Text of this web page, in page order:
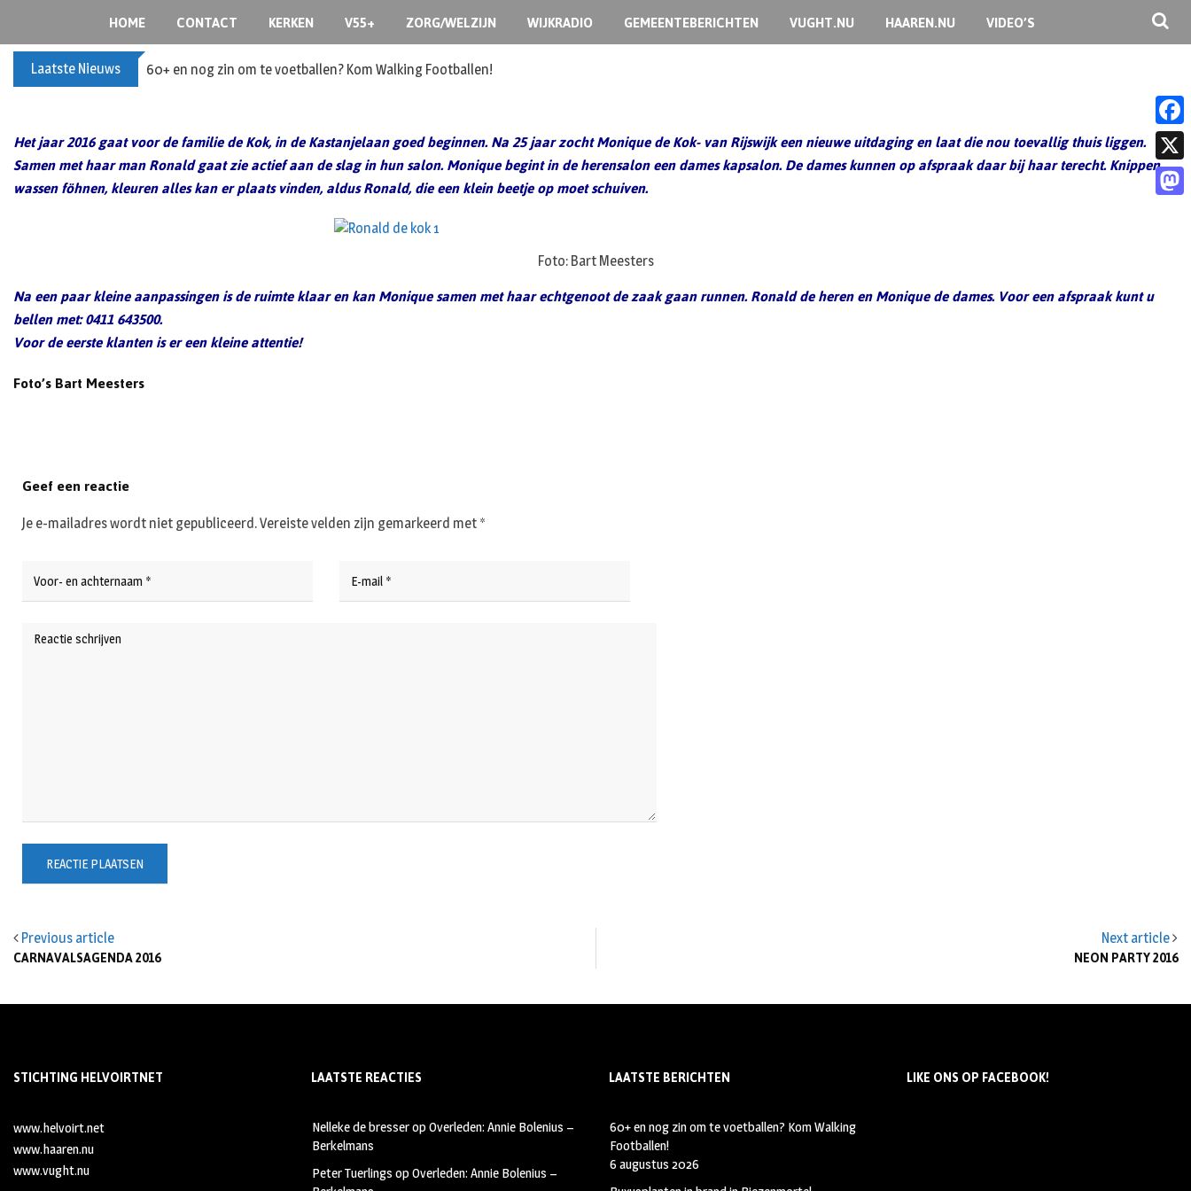
content
HOME CONTACT KERKEN V55+ ZORG/WELZIJN WIJKRADIO GEMEENTEBERICHTEN VUGHT.NU HAAREN.NU VIDEO’S
Laatste Nieuws Buxusplanten in brand in Biezenmortel, vermoedelijk opzet
Het jaar 2016 gaat voor de familie de Kok, in de Kastanjelaan goed beginnen. Na 25 jaar zocht Monique de Kok- van Rijswijk een nieuwe uitdaging en laat die nou toevallig thuis liggen.
Samen met haar man Ronald gaat zie actief aan de slag in hun salon. Monique begint in de herensalon een dames kapsalon. De dames kunnen op afspraak daar bij haar terecht. Knippen,
wassen föhnen, kleuren alles kan er plaats vinden, aldus Ronald, die een klein beetje op moet schuiven.
Foto: Bart Meesters
Na een paar kleine aanpassingen is de ruimte klaar en kan Monique samen met haar echtgenoot de zaak gaan runnen. Ronald de heren en Monique de dames. Voor een afspraak kunt u
bellen met:0411 643500.
Voor de eerste klanten is er een kleine attentie!
Foto’s Bart Meesters
Previous article
CARNAVALSAGENDA 2016
Next article
NEON PARTY 2016
Geef een reactie
Je e-mailadres wordt niet gepubliceerd.Vereiste velden zijn gemarkeerd met *
STICHTING HELVOIRTNET
www.helvoirt.net
www.haaren.nu
www.vught.nu
LAATSTE REACTIES
Nelleke de bresseropOverleden: Annie Bolenius –
Berkelmans
Peter Tuerlings opOverleden: Annie Bolenius –
LAATSTE BERICHTEN
60+ en nog zin om te voetballen? Kom Walking
Footballen!
6 augustus 2026
LIKE ONS OP FACEBOOK!
F
a
c
X